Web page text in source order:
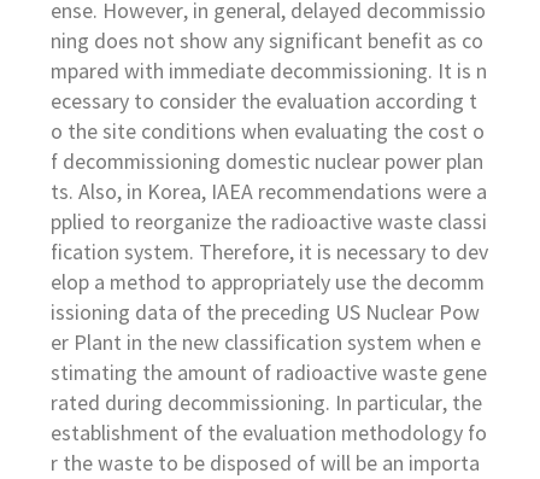
ense. However, in general, delayed decommissio
ning does not show any significant benefit as co
mpared with immediate decommissioning. It is n
ecessary to consider the evaluation according t
o the site conditions when evaluating the cost o
f decommissioning domestic nuclear power plan
ts. Also, in Korea, IAEA recommendations were a
pplied to reorganize the radioactive waste classi
fication system. Therefore, it is necessary to dev
elop a method to appropriately use the decomm
issioning data of the preceding US Nuclear Pow
er Plant in the new classification system when e
stimating the amount of radioactive waste gene
rated during decommissioning. In particular, the
establishment of the evaluation methodology fo
r the waste to be disposed of will be an importa